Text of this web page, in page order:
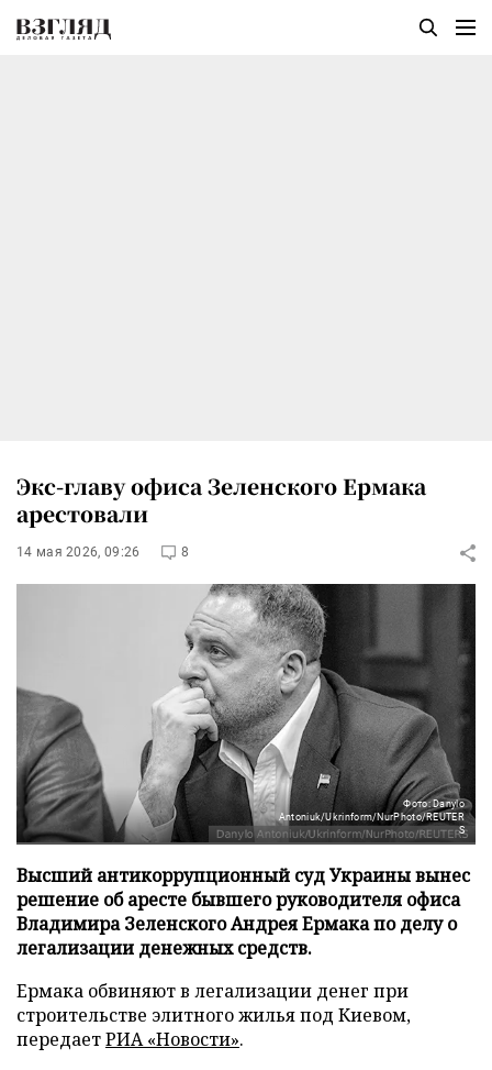
Экс-главу офиса Зеленского Ермака
арестовали
14 мая 2026, 09:26 8
Фото: Danylo
Antoniuk/Ukrinform/NurPhoto/REUTER
S
Высший антикоррупционный суд Украины вынес
решение об аресте бывшего руководителя офиса
Владимира Зеленского Андрея Ермака по делу о
легализации денежных средств.
Ермака обвиняют в легализации денег при
строительстве элитного жилья под Киевом,
передаетРИА «Новости».